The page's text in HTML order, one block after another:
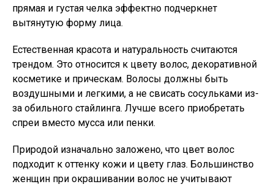
прямая и густая челка эффектно подчеркнет
вытянутую форму лица.
Естественная красота и натуральность считаются
трендом. Это относится к цвету волос, декоративной
косметике и прическам. Волосы должны быть
воздушными и легкими, а не свисать сосульками из-
за обильного стайлинга. Лучше всего приобретать
спреи вместо мусса или пенки.
Природой изначально заложено, что цвет волос
подходит к оттенку кожи и цвету глаз. Большинство
женщин при окрашивании волос не учитывают